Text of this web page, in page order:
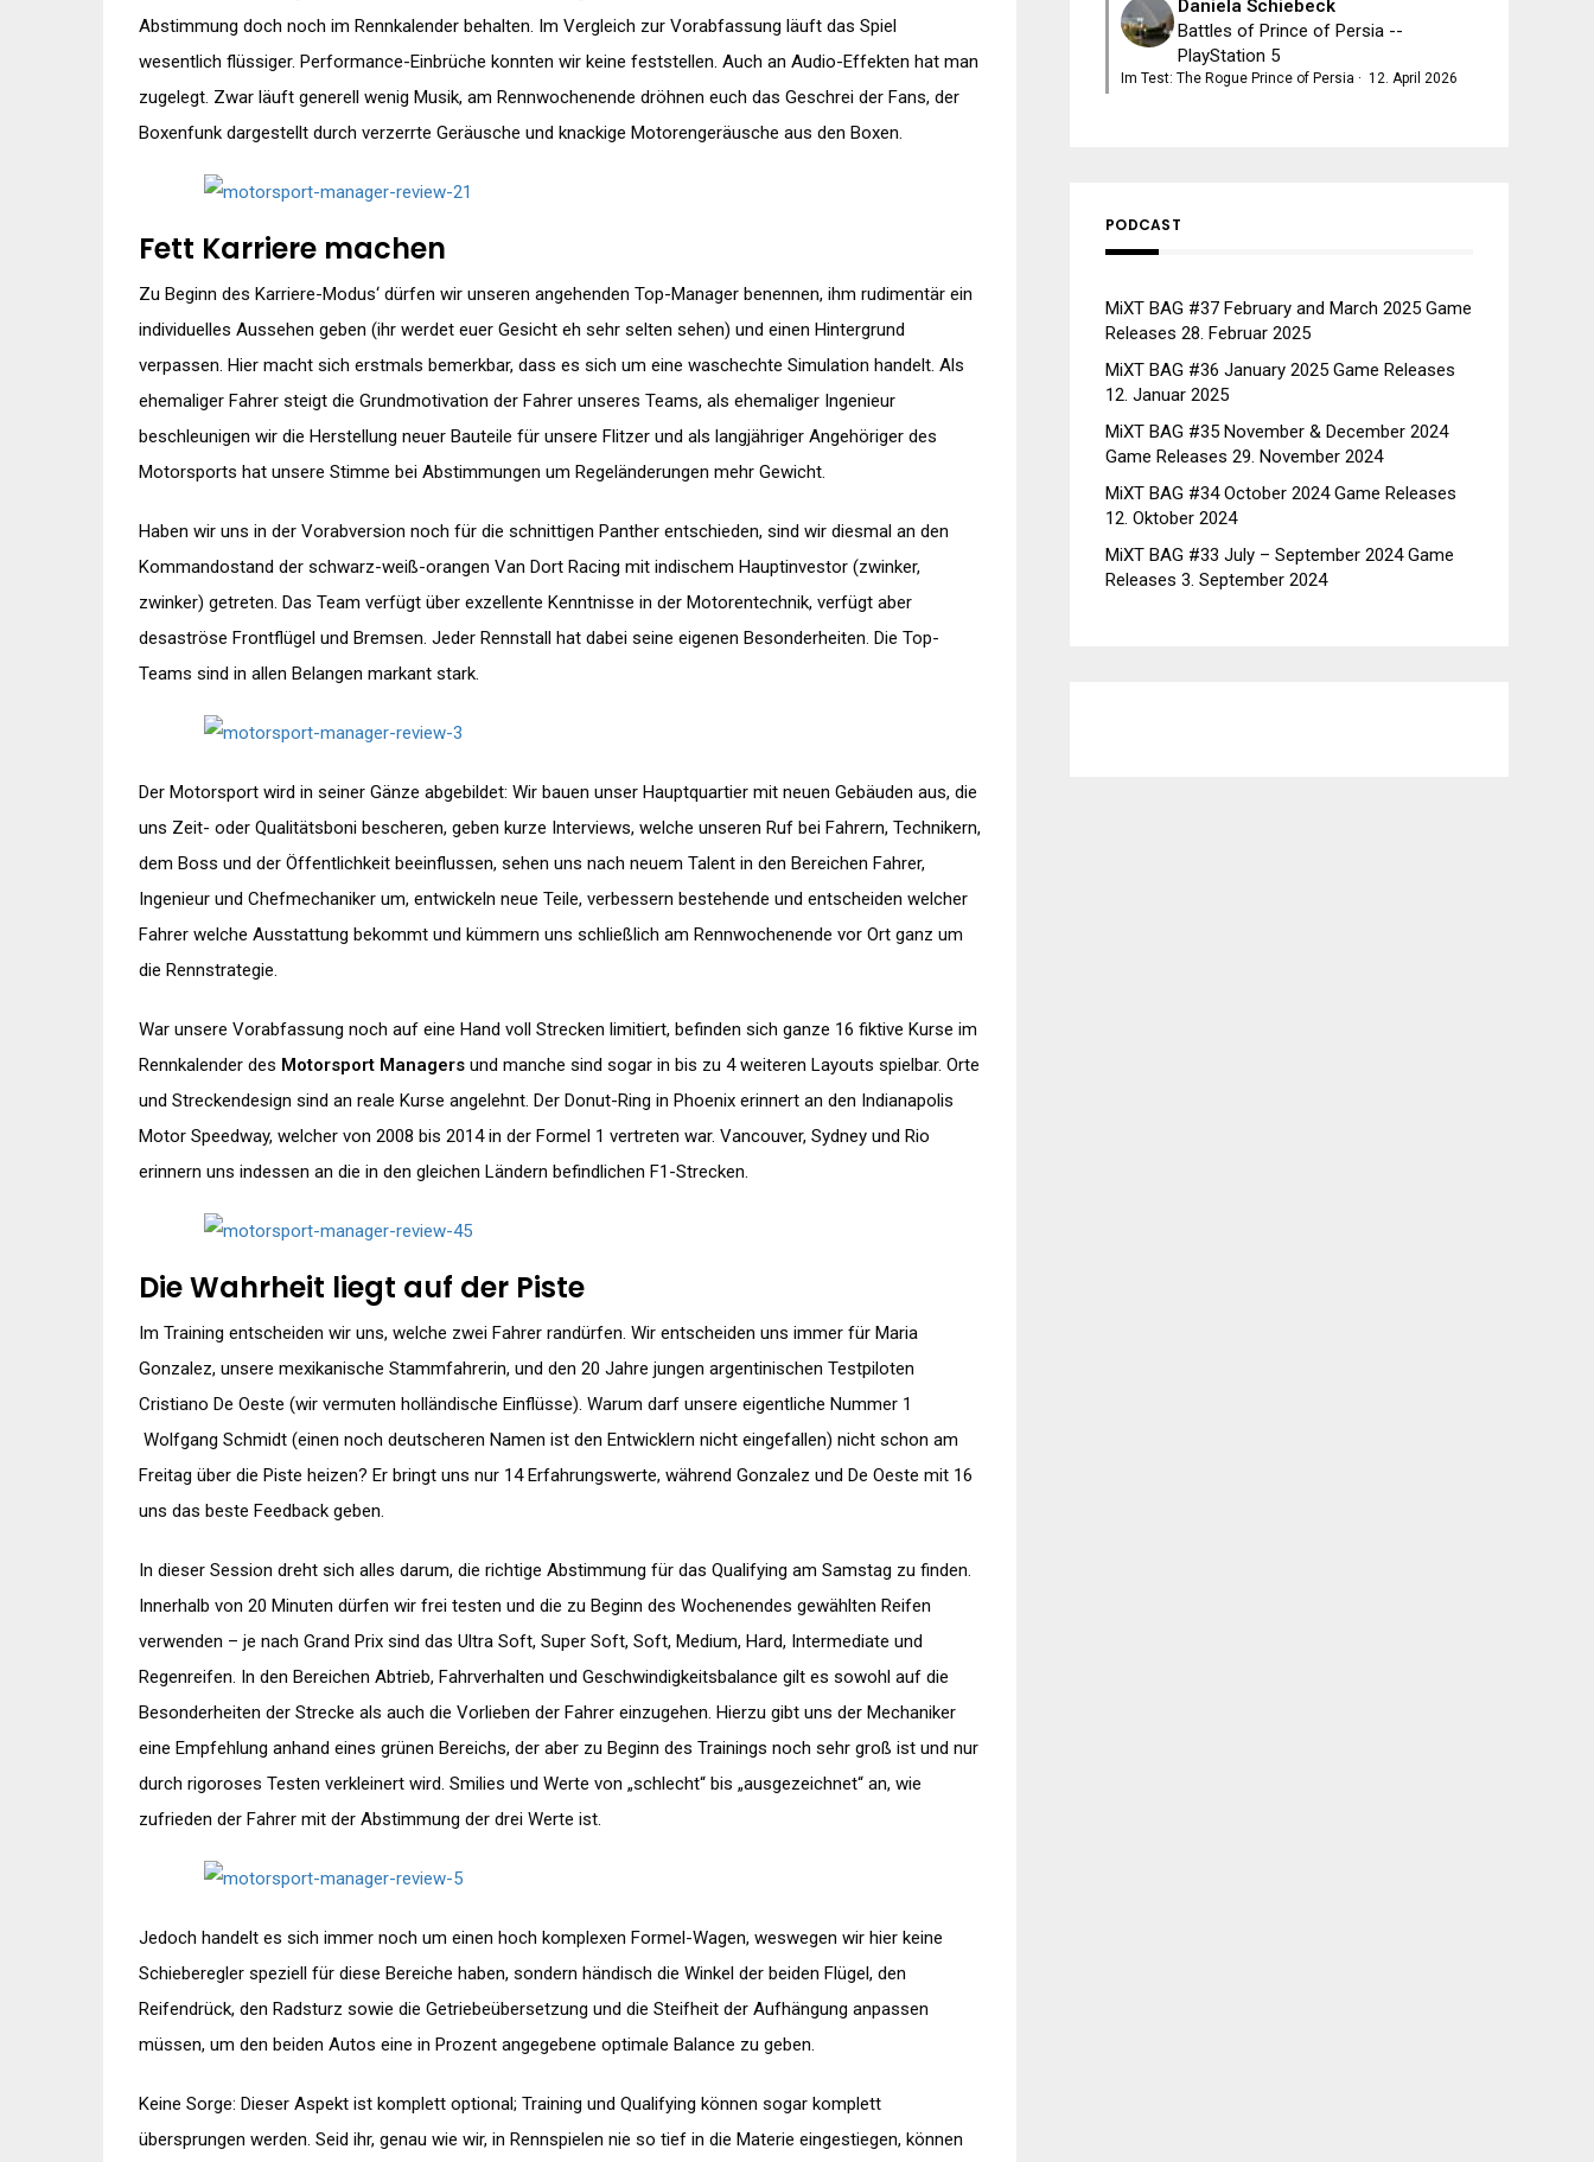
Abstimmung doch noch im Rennkalender behalten. Im Vergleich zur Vorabfassung läuft das Spiel
wesentlich flüssiger. Performance-Einbrüche konnten wir keine feststellen. Auch an Audio-Effekten hat man
zugelegt. Zwar läuft generell wenig Musik, am Rennwochenende dröhnen euch das Geschrei der Fans, der
Boxenfunk dargestellt durch verzerrte Geräusche und knackige Motorengeräusche aus den Boxen.
Fett Karriere machen
Zu Beginn des Karriere-Modus‘ dürfen wir unseren angehenden Top-Manager benennen, ihm rudimentär ein
individuelles Aussehen geben (ihr werdet euer Gesicht eh sehr selten sehen) und einen Hintergrund
verpassen. Hier macht sich erstmals bemerkbar, dass es sich um eine waschechte Simulation handelt. Als
ehemaliger Fahrer steigt die Grundmotivation der Fahrer unseres Teams, als ehemaliger Ingenieur
beschleunigen wir die Herstellung neuer Bauteile für unsere Flitzer und als langjähriger Angehöriger des
Motorsports hat unsere Stimme bei Abstimmungen um Regeländerungen mehr Gewicht.
Haben wir uns in der Vorabversion noch für die schnittigen Panther entschieden, sind wir diesmal an den
Kommandostand der schwarz-weiß-orangen Van Dort Racing mit indischem Hauptinvestor (zwinker,
zwinker) getreten. Das Team verfügt über exzellente Kenntnisse in der Motorentechnik, verfügt aber
desaströse Frontflügel und Bremsen. Jeder Rennstall hat dabei seine eigenen Besonderheiten. Die Top-
Teams sind in allen Belangen markant stark.
Der Motorsport wird in seiner Gänze abgebildet: Wir bauen unser Hauptquartier mit neuen Gebäuden aus, die
uns Zeit- oder Qualitätsboni bescheren, geben kurze Interviews, welche unseren Ruf bei Fahrern, Technikern,
dem Boss und der Öffentlichkeit beeinflussen, sehen uns nach neuem Talent in den Bereichen Fahrer,
Ingenieur und Chefmechaniker um, entwickeln neue Teile, verbessern bestehende und entscheiden welcher
Fahrer welche Ausstattung bekommt und kümmern uns schließlich am Rennwochenende vor Ort ganz um
die Rennstrategie.
War unsere Vorabfassung noch auf eine Hand voll Strecken limitiert, befinden sich ganze 16 fiktive Kurse im
Rennkalender des Motorsport Managers und manche sind sogar in bis zu 4 weiteren Layouts spielbar. Orte
und Streckendesign sind an reale Kurse angelehnt. Der Donut-Ring in Phoenix erinnert an den Indianapolis
Motor Speedway, welcher von 2008 bis 2014 in der Formel 1 vertreten war. Vancouver, Sydney und Rio
erinnern uns indessen an die in den gleichen Ländern befindlichen F1-Strecken.
Die Wahrheit liegt auf der Piste
Im Training entscheiden wir uns, welche zwei Fahrer randürfen. Wir entscheiden uns immer für Maria
Gonzalez, unsere mexikanische Stammfahrerin, und den 20 Jahre jungen argentinischen Testpiloten
Cristiano De Oeste (wir vermuten holländische Einflüsse). Warum darf unsere eigentliche Nummer 1
Wolfgang Schmidt (einen noch deutscheren Namen ist den Entwicklern nicht eingefallen) nicht schon am
Freitag über die Piste heizen? Er bringt uns nur 14 Erfahrungswerte, während Gonzalez und De Oeste mit 16
uns das beste Feedback geben.
In dieser Session dreht sich alles darum, die richtige Abstimmung für das Qualifying am Samstag zu finden.
Innerhalb von 20 Minuten dürfen wir frei testen und die zu Beginn des Wochenendes gewählten Reifen
verwenden – je nach Grand Prix sind das Ultra Soft, Super Soft, Soft, Medium, Hard, Intermediate und
Regenreifen. In den Bereichen Abtrieb, Fahrverhalten und Geschwindigkeitsbalance gilt es sowohl auf die
Besonderheiten der Strecke als auch die Vorlieben der Fahrer einzugehen. Hierzu gibt uns der Mechaniker
eine Empfehlung anhand eines grünen Bereichs, der aber zu Beginn des Trainings noch sehr groß ist und nur
durch rigoroses Testen verkleinert wird. Smilies und Werte von „schlecht“ bis „ausgezeichnet“ an, wie
zufrieden der Fahrer mit der Abstimmung der drei Werte ist.
Jedoch handelt es sich immer noch um einen hoch komplexen Formel-Wagen, weswegen wir hier keine
Schieberegler speziell für diese Bereiche haben, sondern händisch die Winkel der beiden Flügel, den
Reifendrück, den Radsturz sowie die Getriebeübersetzung und die Steifheit der Aufhängung anpassen
müssen, um den beiden Autos eine in Prozent angegebene optimale Balance zu geben.
Keine Sorge: Dieser Aspekt ist komplett optional; Training und Qualifying können sogar komplett
übersprungen werden. Seid ihr, genau wie wir, in Rennspielen nie so tief in die Materie eingestiegen, können
Daniela Schiebeck
Battles of Prince of Persia --
PlayStation 5
Im Test: The Rogue Prince of Persia · 12. April 2026
PODCAST
MiXT BAG #37 February and March 2025 Game
Releases 28. Februar 2025
MiXT BAG #36 January 2025 Game Releases
12. Januar 2025
MiXT BAG #35 November & December 2024
Game Releases 29. November 2024
MiXT BAG #34 October 2024 Game Releases
12. Oktober 2024
MiXT BAG #33 July – September 2024 Game
Releases 3. September 2024